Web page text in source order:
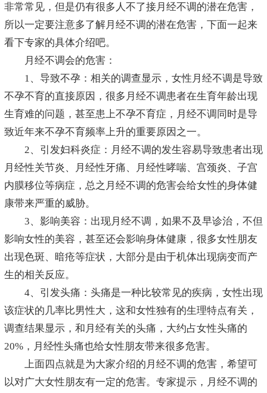
非常常见，但是仍有很多人不了接月经不调的潜在危害，
所以一定要注意多了解月经不调的潜在危害，下面一起来
看下专家的具体介绍吧。
月经不调会的危害：
1、导致不孕：相关的调查显示，女性月经不调是导致
不孕不育的直接原因，很多月经不调患者在生育年龄出现
生育难的问题，甚至患上不孕不育症，月经不调同时是导
致近年来不孕不育频率上升的重要原因之一。
2、引发妇科炎症：月经不调的发生容易导致患者出现
月经性关节炎、月经性牙痛、月经性哮喘、宫颈炎、子宫
内膜移位等病症，总之月经不调的危害会给女性的身体健
康带来严重的威胁。
3、影响美容：出现月经不调，如果不及早诊治，不但
影响女性的美容，甚至还会影响身体健康，很多女性朋友
出现色斑、暗疮等症状，大部分是由于机体出现病变而产
生的相关反应。
4、引发头痛：头痛是一种比较常见的疾病，女性出现
该症状的几率比男性大，这和女性独有的生理特点有关，
调查结果显示，和月经有关的头痛，大约占女性头痛的
20%，月经性头痛也给女性朋友带来很多危害。
上面四点就是为大家介绍的月经不调的危害，希望可
以对广大女性朋友有一定的危害。专家提示，月经不调的